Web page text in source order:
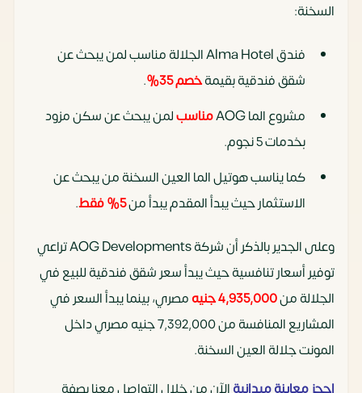
السخنة:
فندق Alma Hotel الجلالة مناسب لمن يبحث عن
شقق فندقية بقيمةخصم 35%
.
مشروع الما AOG
مناسبلمن يبحث عن سكن مزود
بخدمات 5 نجوم.
كما يناسب هوتيل الما العين السخنة من يبحث عن
الاستثمار حيث يبدأ المقدم يبدأ من5% فقط .
وعلى الجدير بالذكر أن شركة AOG Developments تراعي
توفير أسعار تنافسية حيث يبدأ سعر شقق فندقية للبيع في
الجلالة من4,935,000 جنيه
مصري، بينما يبدأ السعر في
المشاريع المنافسة من 7,392,000 جنيه مصري داخل
المونت جلالة العين السخنة.